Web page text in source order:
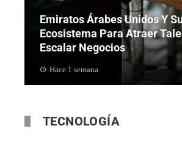
Emiratos Árabes Unidos Y
Ecosistema Para Atraer
Escalar Negocios
Hace 1 semana
TECNOLOGÍA